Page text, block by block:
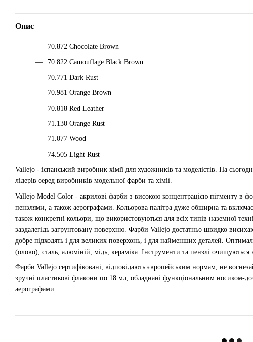
Опис
70.872 Chocolate Brown
70.822 Camouflage Black Brown
70.771 Dark Rust
70.981 Orange Brown
70.818 Red Leather
71.130 Orange Rust
71.077 Wood
74.505 Light Rust
Vallejo - іспанський виробник хімії для художників та моделістів. На
лідерів серед виробників модельної фарби та хімії.
Vallejo Model Color - акрилові фарби з високою концентрацією пігменту в
пензлями, а також аерографами. Кольорова палітра дуже обширна та включає
також конкретні кольори, що використовуються для всіх типів наземної
заздалегідь загрунтовану поверхню. Фарби Vallejo достатньо швидко
добре підходять і для великих поверхонь, і для найменших деталей.
(олово), сталь, алюміній, мідь, кераміка. Інструменти та пензлі
Фарби Vallejo сертифіковані, відповідають європейським нормам, не
зручні пластикові флакони по 18 мл, обладнані функціональним носиком-
аерографами.